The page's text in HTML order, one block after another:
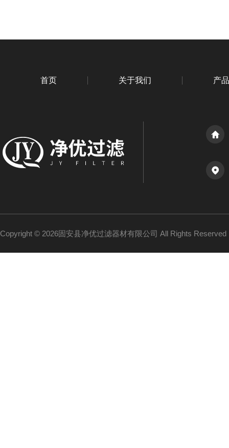
首页 关于我们 产
Copyright © 2026固安县净优过滤器材有限公司 All Rights